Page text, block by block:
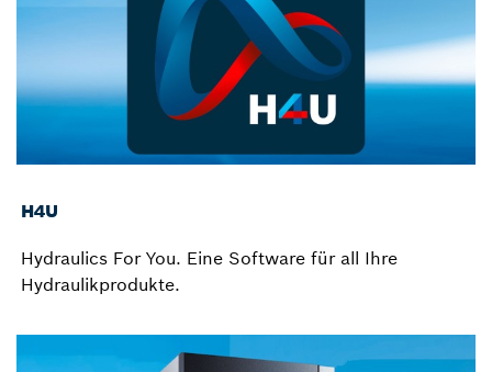
H4U
Hydraulics For You. Eine Software für all Ihre
Hydraulikprodukte.